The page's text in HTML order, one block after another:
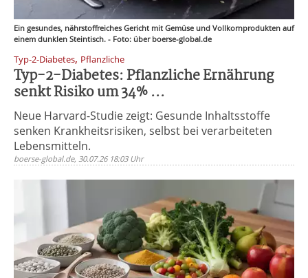
Ein gesundes, nährstoffreiches Gericht mit Gemüse und Vollkornprodukten auf
einem dunklen Steintisch. - Foto: über boerse-global.de
Typ-2-Diabetes, Pflanzliche
Typ-2-Diabetes: Pflanzliche Ernährung
senkt Risiko um 34% ...
Neue Harvard-Studie zeigt: Gesunde Inhaltsstoffe
senken Krankheitsrisiken, selbst bei verarbeiteten
Lebensmitteln.
boerse-global.de, 30.07.26 18:03 Uhr